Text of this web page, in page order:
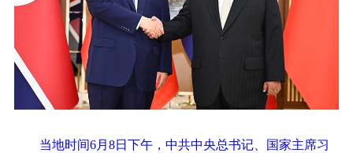
当地时间6月8日下午，中共中央总书记、国家主席习